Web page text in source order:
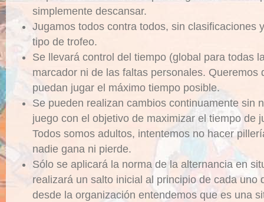
simplemente descansar.
Jugamos todos contra todos, sin clasificaciones
tipo de trofeo.
Se llevará control del tiempo (global para todas
marcador ni de las faltas personales. Queremos
puedan jugar el máximo tiempo posible.
Se pueden realizan cambios continuamente sin
juego con el objetivo de maximizar el tiempo de
Todos somos adultos, intentemos no hacer
nadie gana ni pierde.
Sólo se aplicará la norma de la alternancia en
realizará un salto inicial al principio de cada uno
desde la organización entendemos que es una